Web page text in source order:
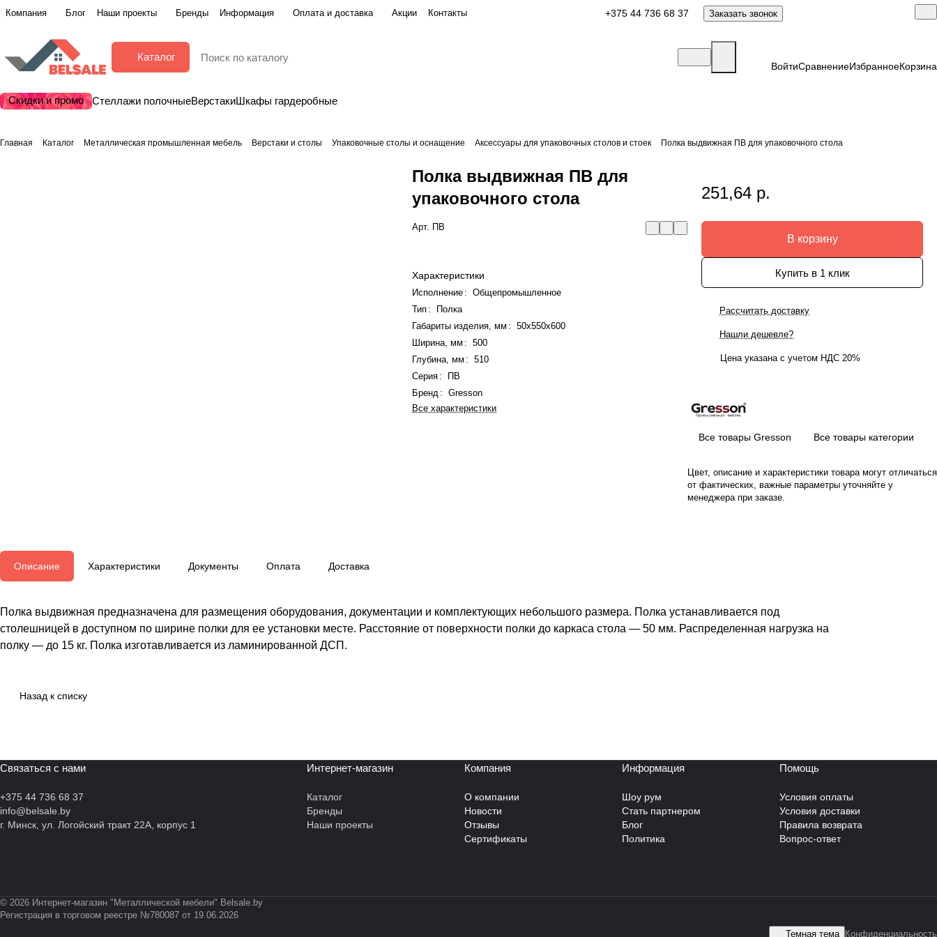
Компания Блог Наши проекты Бренды Информация Оплата и доставка Акции Контакты +375 44 736 68 37 Заказать звонок
Каталог
ВойтиСравнениеИзбранноеКорзина
Скидки и промо Стеллажи полочныеВерстакиШкафы гардеробные
Главная Каталог Металлическая промышленная мебель Верстаки и столы Упаковочные столы и оснащение Аксессуары для упаковочных столов и стоек Полка выдвижная ПВ для упаковочного стола
Полка выдвижная ПВ для
упаковочного стола
Арт. ПВ
Характеристики
Исполнение :
Общепромышленное
Тип :
Полка
Габариты изделия, мм :
50x550x600
Ширина, мм :
500
Глубина, мм :
510
Серия :
ПВ
Бренд :
Gresson
Все характеристики
251,64 р.
В корзину
Купить в 1 клик
Рассчитать доставку
Нашли дешевле?
Цена указана с учетом НДС 20%
Все товары Gresson Все товары категории
Цвет, описание и характеристики товара могут отличаться
от фактических, важные параметры уточняйте у
менеджера при заказе.
Описание Характеристики Документы Оплата Доставка
Полка выдвижная предназначена для размещения оборудования, документации и комплектующих небольшого размера. Полка устанавливается под
столешницей в доступном по ширине полки для ее установки месте. Расстояние от поверхности полки до каркаса стола — 50 мм. Распределенная нагрузка на
полку — до 15 кг. Полка изготавливается из ламинированной ДСП.
Назад к списку
Связаться с нами
+375 44 736 68 37
info@belsale.by
г. Минск, ул. Логойский тракт 22А, корпус 1
Интернет-магазин
Каталог
Бренды
Наши проекты
Компания
О компании
Новости
Отзывы
Сертификаты
Информация
Шоу рум
Стать партнером
Блог
Политика
Помощь
Условия оплаты
Условия доставки
Правила возврата
Вопрос-ответ
© 2026 Интернет-магазин "Металлической мебели" Belsale.by
Регистрация в торговом реестре №780087 от 19.06.2026
Темная тема
Конфиденциальность